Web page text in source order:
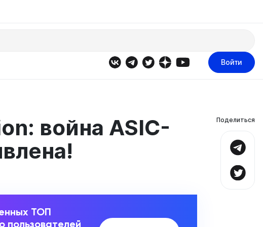
Войти
война ASIC-
ТОП
пользователей
Поделиться